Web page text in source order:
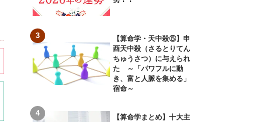
【算命学・天中殺⑤】申
酉天中殺（さるとりてん
ちゅうさつ）に与えられ
た ～「パワフルに動
き、富と人脈を集める」
宿命～
【算命学まとめ】十大主